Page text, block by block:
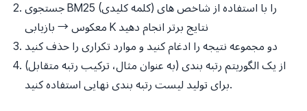
جستجوی BM25 (کلمه کلیدی) را با استفاده از شاخص های
معکوس → بازیابی K نتایج برتر انجام دهید
دو مجموعه نتیجه را ادغام کنید و موارد تکراری را حذف کنید
از یک الگوریتم رتبه بندی (به عنوان مثال، ترکیب رتبه متقابل)
برای تولید لیست رتبه بندی نهایی استفاده کنید.